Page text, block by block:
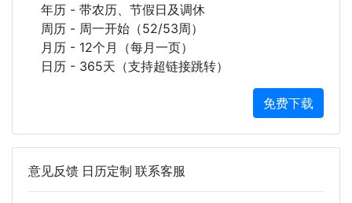
年历 - 带农历、节假日及调休
周历 - 周一开始（52/53周）
月历 - 12个月（每月一页）
日历 - 365天（支持超链接跳转）
免费下载
意见反馈 日历定制 联系客服